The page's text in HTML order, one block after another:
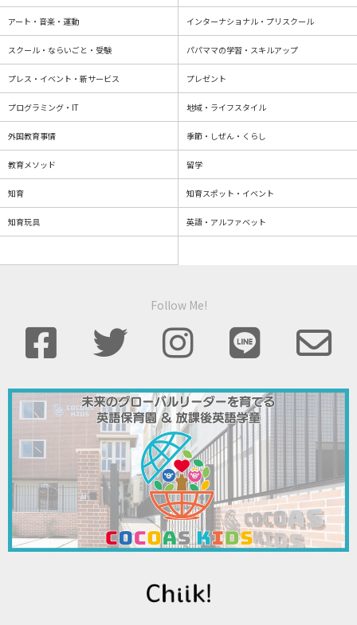
アート・音楽・運動 インターナショナル・プリスクール
スクール・ならいごと・受験 パパママの学習・スキルアップ
プレス・イベント・新サービス プレゼント
プログラミング・IT 地域・ライフスタイル
外国教育事情 季節・しぜん・くらし
教育メソッド 留学
知育 知育スポット・イベント
知育玩具 英語・アルファベット
Follow Me!